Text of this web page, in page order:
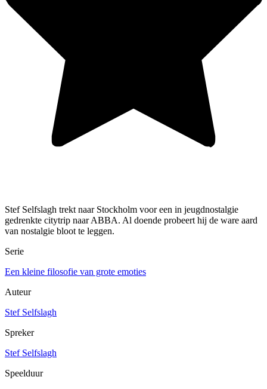
Stef Selfslagh trekt naar Stockholm voor een in jeugdnostalgie
gedrenkte citytrip naar ABBA. Al doende probeert hij de ware aard
van nostalgie bloot te leggen.
Serie
Een kleine filosofie van grote emoties
Auteur
Stef Selfslagh
Spreker
Stef Selfslagh
Speelduur